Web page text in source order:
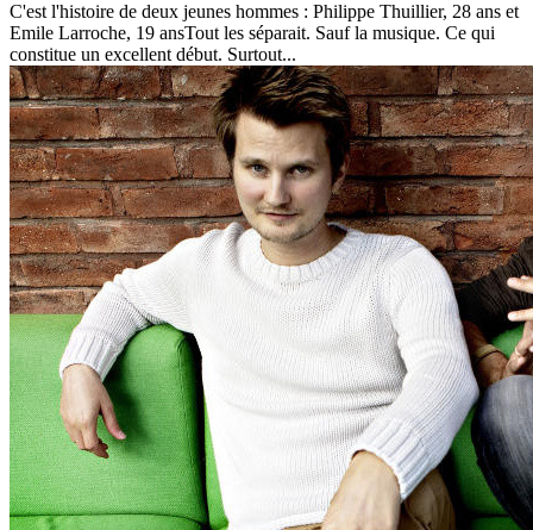
C'est l'histoire de deux jeunes hommes : Philippe Thuillier, 28 ans et
Emile Larroche, 19 ansTout les séparait. Sauf la musique. Ce qui
constitue un excellent début. Surtout...